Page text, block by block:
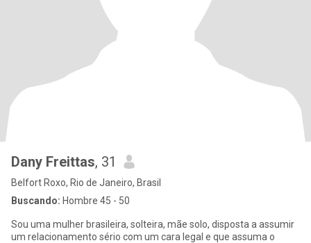
Dany Freittas, 31
Belfort Roxo, Rio de Janeiro, Brasil
Buscando: Hombre 45 - 50
Sou uma mulher brasileira, solteira, mãe solo, disposta a assumir
um relacionamento sério com um cara legal e que assuma o